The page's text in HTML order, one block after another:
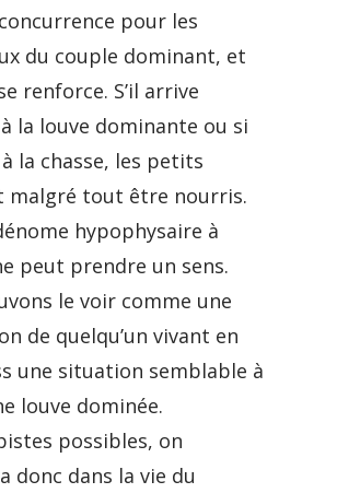
pour les
du couple dominant, et
renforce. S’il arrive
la louve dominante ou si
la chasse, les petits
malgré tout être nourris.
hypophysaire à
peut prendre un sens.
le voir comme une
de quelqu’un vivant en
une situation semblable à
louve dominée.
possibles, on
donc dans la vie du